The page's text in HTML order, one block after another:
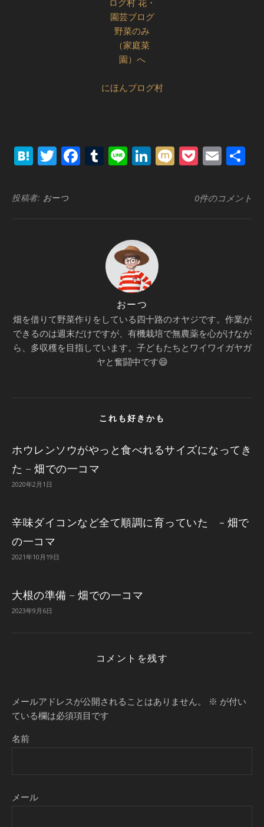
にほんブログ村
Hatena
Twitter
Facebook
Tumblr
LineLinkedIn
MixiPocket
投稿者: おーつ 0件のコメント
おーつ
畑を借りて野菜作りをしている四十路のオヤジです。作業が
できるのは週末だけですが、有機栽培で無農薬を心がけなが
ら、多収穫を目指しています。子どもたちとワイワイガヤガ
ヤと奮闘中です😄
これも好きかも
ホウレンソウがやっと食べれるサイズになってき
た – 畑での一コマ
2020年2月1日
辛味ダイコンなど全て順調に育っていた - 畑で
の一コマ
2021年10月19日
大根の準備 – 畑での一コマ
2023年9月6日
コメントを残す
メールアドレスが公開されることはありません。 ※ が付い
ている欄は必須項目です
名前
メール